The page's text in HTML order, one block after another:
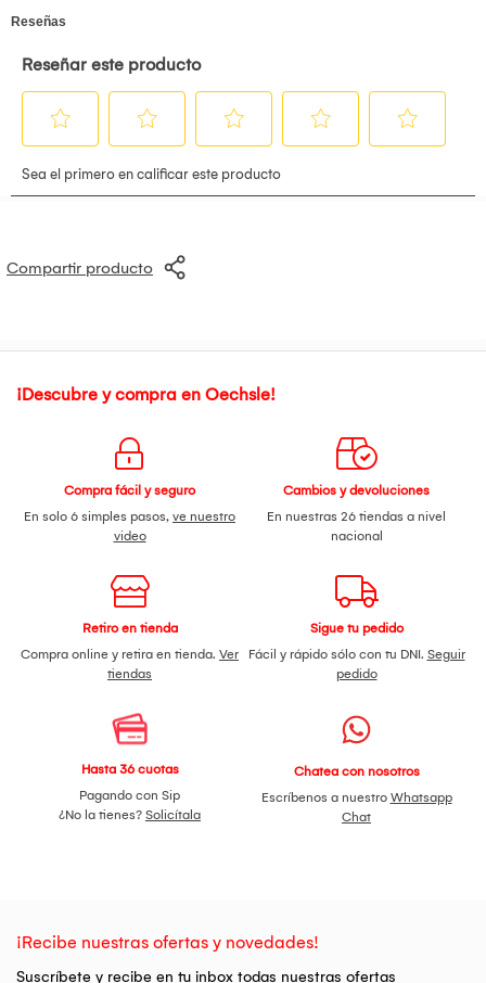
Calidad:
Equivalencia:~35 hojas A4 por rollo
Compatibilidad:
Impresoras térmicas tipo A4
No admite copias(solo impresión directa térmica)
Presentación
Incluye
Compartir producto
¡Descubre y compra en Oechsle!
Compra fácil y seguro
En solo 6 simples pasos, ve nuestro
video
Cambios y devoluciones
En nuestras 26 tiendas a nivel
nacional
Retiro en tienda
Compra online y retira en tienda. Ver
tiendas
Sigue tu pedido
Fácil y rápido sólo con tu DNI. Seguir
pedido
Hasta 36 cuotas
Pagando con Sip
¿No la tienes? Solicítala
Chatea con nosotros
Escríbenos a nuestro Whatsapp
Chat
¡Recibe nuestras ofertas y novedades!
Suscríbete y recibe en tu inbox todas nuestras ofertas